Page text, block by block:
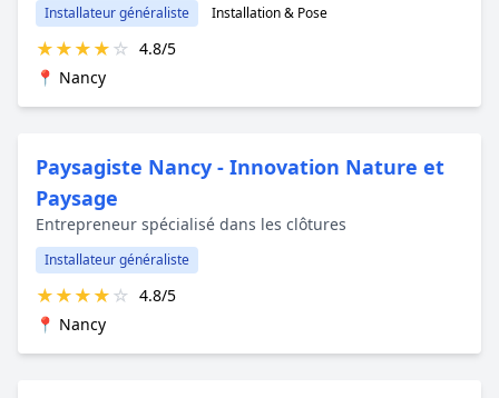
Installateur généraliste Installation & Pose
★★★★☆ 4.8/5
📍 Nancy
Paysagiste Nancy - Innovation Nature et
Paysage
Entrepreneur spécialisé dans les clôtures
Installateur généraliste
★★★★☆ 4.8/5
📍 Nancy